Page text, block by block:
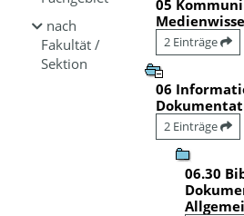
nach
Fakultät /
Sektion
05
2 Einträge
06
2 Einträge
06.30